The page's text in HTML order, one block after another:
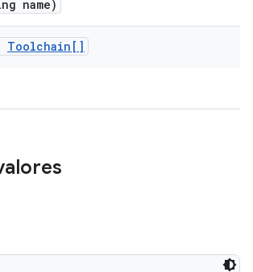
name)
Toolchain[]